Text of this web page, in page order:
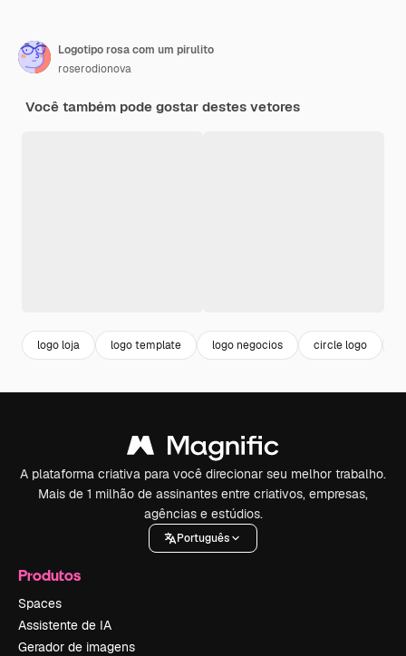
Logotipo rosa com um pirulito
roserodionova
Você também pode gostar destes vetores
logo loja logo template logo negocios circle logo
A plataforma criativa para você direcionar seu melhor trabalho.
Mais de 1 milhão de assinantes entre criativos, empresas,
agências e estúdios.
Português
Produtos
Spaces
Assistente de IA
Gerador de imagens